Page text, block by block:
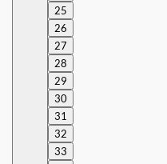
25
26
27
28
29
30
31
32
33